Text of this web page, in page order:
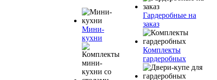
Мини-
кухни
Гардеробные на
заказ
Комплекты
гардеробных